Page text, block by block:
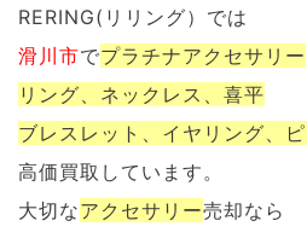
RERING(リリング）では
滑川市でプラチナアクセサリー
リング、ネックレス、喜平
ブレスレット、イヤリング、ピ
高価買取しています。
大切なアクセサリー売却なら